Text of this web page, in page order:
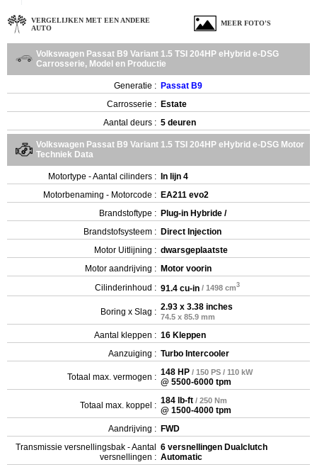
VERGELIJKEN MET EEN ANDERE
AUTO
MEER FOTO'S
Volkswagen Passat B9 Variant 1.5 TSI 204HP eHybrid e-DSG
Carrosserie, Model en Productie
Generatie : Passat B9
Carrosserie : Estate
Aantal deurs : 5 deuren
Volkswagen Passat B9 Variant 1.5 TSI 204HP eHybrid e-DSG Motor
Techniek Data
Motortype - Aantal cilinders : In lijn 4
Motorbenaming - Motorcode : EA211 evo2
Brandstoftype : Plug-in Hybride /
Brandstofsysteem : Direct Injection
Motor Uitlijning : dwarsgeplaatste
Motor aandrijving : Motor voorin
Cilinderinhoud : 91.4 cu-in / 1498 cm3
Boring x Slag : 2.93 x 3.38 inches
74.5 x 85.9 mm
Aantal kleppen : 16 Kleppen
Aanzuiging : Turbo Intercooler
Totaal max. vermogen : 148 HP / 150 PS / 110 kW
@ 5500-6000 tpm
Totaal max. koppel : 184 lb-ft / 250 Nm
@ 1500-4000 tpm
Aandrijving : FWD
Transmissie versnellingsbak - Aantal
versnellingen :
6 versnellingen Dualclutch
Automatic